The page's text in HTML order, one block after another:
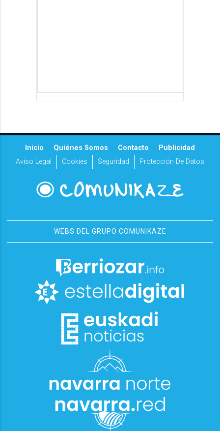
Inicio Quiénes Somos Contacto
Publicidad
Aviso Legal
Cookies Seguridad Protección De Datos
WEBS DEL GRUPO COMUNIKAZE